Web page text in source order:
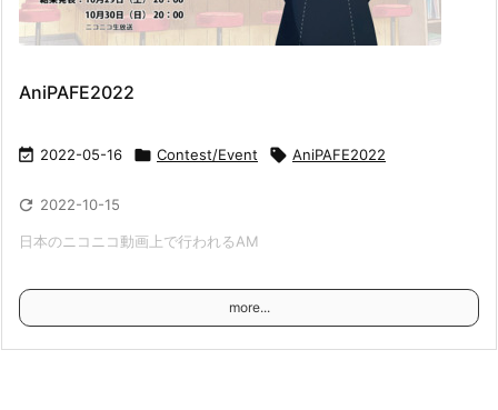
AniPAFE2022
 2022-05-16  Contest/Event  AniPAFE2022
 2022-10-15
日本のニコニコ動画上で行われるAM
more...